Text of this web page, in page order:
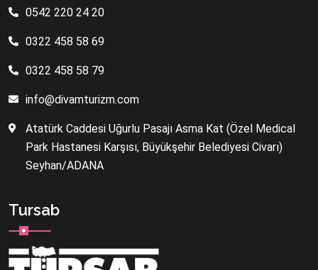
0542 220 24 20
0322 458 58 69
0322 458 58 79
info@divamturizm.com
Atatürk Caddesi Uğurlu Pasajı Asma Kat (Özel Medical
Park Hastanesi Karşısı, Büyükşehir Belediyesi Civarı)
Seyhan/ADANA
Tursab